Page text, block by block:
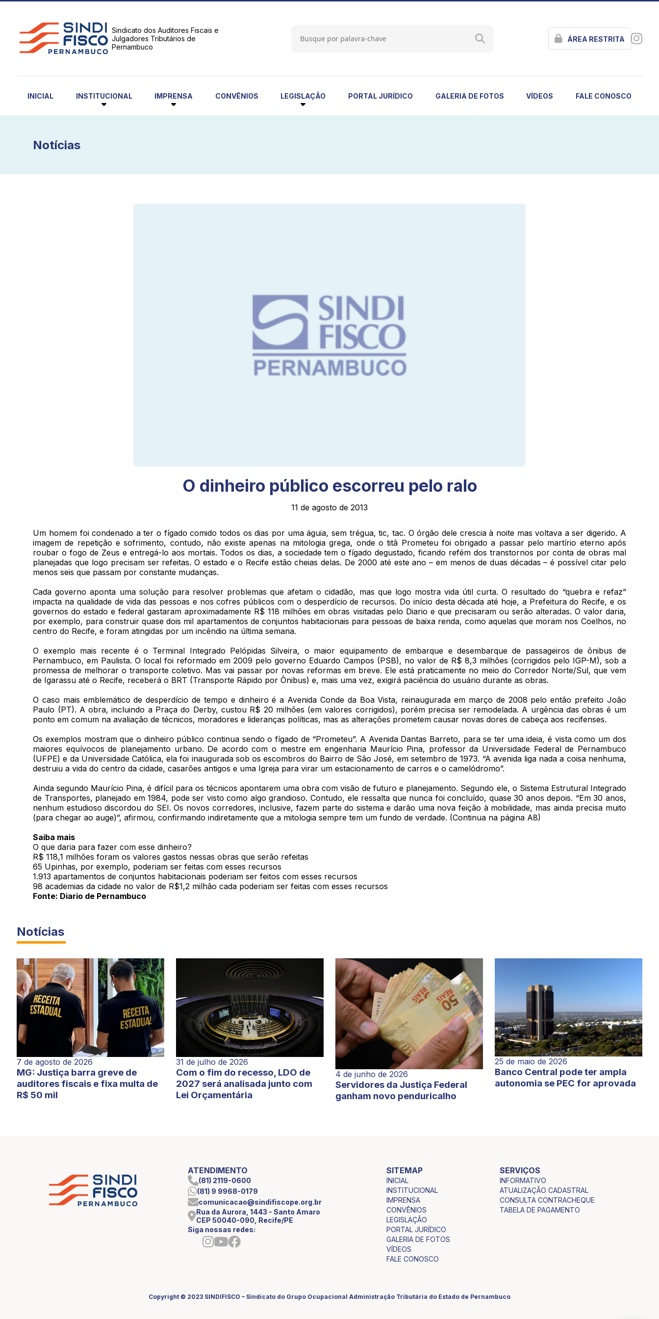
Sindicato dos Auditores Fiscais e
Julgadores Tributários de
Pernambuco
ÁREA RESTRITA
INICIAL INSTITUCIONAL IMPRENSA CONVÊNIOS LEGISLAÇÃO PORTAL JURÍDICO GALERIA DE FOTOS VÍDEOS FALE CONOSCO
Notícias
O dinheiro público escorreu pelo ralo
11 de agosto de 2013
Um homem foi condenado a ter o fígado comido todos os dias por uma águia, sem trégua, tic, tac. O órgão dele crescia à noite mas voltava a ser digerido. A
imagem de repetição e sofrimento, contudo, não existe apenas na mitologia grega, onde o titã Prometeu foi obrigado a passar pelo martírio eterno após
roubar o fogo de Zeus e entregá-lo aos mortais. Todos os dias, a sociedade tem o fígado degustado, ficando refém dos transtornos por conta de obras mal
planejadas que logo precisam ser refeitas. O estado e o Recife estão cheias delas. De 2000 até este ano – em menos de duas décadas – é possível citar pelo
menos seis que passam por constante mudanças.
Cada governo aponta uma solução para resolver problemas que afetam o cidadão, mas que logo mostra vida útil curta. O resultado do “quebra e refaz”
impacta na qualidade de vida das pessoas e nos cofres públicos com o desperdício de recursos. Do início desta década até hoje, a Prefeitura do Recife, e os
governos do estado e federal gastaram aproximadamente R$ 118 milhões em obras visitadas pelo Diario e que precisaram ou serão alteradas. O valor daria,
por exemplo, para construir quase dois mil apartamentos de conjuntos habitacionais para pessoas de baixa renda, como aquelas que moram nos Coelhos, no
centro do Recife, e foram atingidas por um incêndio na última semana.
O exemplo mais recente é o Terminal Integrado Pelópidas Silveira, o maior equipamento de embarque e desembarque de passageiros de ônibus de
Pernambuco, em Paulista. O local foi reformado em 2009 pelo governo Eduardo Campos (PSB), no valor de R$ 8,3 milhões (corrigidos pelo IGP-M), sob a
promessa de melhorar o transporte coletivo. Mas vai passar por novas reformas em breve. Ele está praticamente no meio do Corredor Norte/Sul, que vem
de Igarassu até o Recife, receberá o BRT (Transporte Rápido por Ônibus) e, mais uma vez, exigirá paciência do usuário durante as obras.
O caso mais emblemático de desperdício de tempo e dinheiro é a Avenida Conde da Boa Vista, reinaugurada em março de 2008 pelo então prefeito João
Paulo (PT). A obra, incluindo a Praça do Derby, custou R$ 20 milhões (em valores corrigidos), porém precisa ser remodelada. A urgência das obras é um
ponto em comum na avaliação de técnicos, moradores e lideranças políticas, mas as alterações prometem causar novas dores de cabeça aos recifenses.
Os exemplos mostram que o dinheiro público continua sendo o fígado de “Prometeu”. A Avenida Dantas Barreto, para se ter uma ideia, é vista como um dos
maiores equívocos de planejamento urbano. De acordo com o mestre em engenharia Maurício Pina, professor da Universidade Federal de Pernambuco
(UFPE) e da Universidade Católica, ela foi inaugurada sob os escombros do Bairro de São José, em setembro de 1973. “A avenida liga nada a coisa nenhuma,
destruiu a vida do centro da cidade, casarões antigos e uma Igreja para virar um estacionamento de carros e o camelódromo”.
Ainda segundo Maurício Pina, é difícil para os técnicos apontarem uma obra com visão de futuro e planejamento. Segundo ele, o Sistema Estrutural Integrado
de Transportes, planejado em 1984, pode ser visto como algo grandioso. Contudo, ele ressalta que nunca foi concluído, quase 30 anos depois. “Em 30 anos,
nenhum estudioso discordou do SEI. Os novos corredores, inclusive, fazem parte do sistema e darão uma nova feição à mobilidade, mas ainda precisa muito
(para chegar ao auge)”, afirmou, confirmando indiretamente que a mitologia sempre tem um fundo de verdade. (Continua na página A8)
Saiba mais
O que daria para fazer com esse dinheiro?
R$ 118,1 milhões foram os valores gastos nessas obras que serão refeitas
65 Upinhas, por exemplo, poderiam ser feitas com esses recursos
1.913 apartamentos de conjuntos habitacionais poderiam ser feitos com esses recursos
98 academias da cidade no valor de R$1,2 milhão cada poderiam ser feitas com esses recursos
Fonte: Diario de Pernambuco
Notícias
7 de agosto de 2026
MG: Justiça barra greve de
auditores fiscais e fixa multa de
R$ 50 mil
31 de julho de 2026
Com o fim do recesso, LDO de
2027 será analisada junto com
Lei Orçamentária
4 de junho de 2026
Servidores da Justiça Federal
ganham novo penduricalho
25 de maio de 2026
Banco Central pode ter ampla
autonomia se PEC for aprovada
ATENDIMENTO
(81) 2119-0600
(81) 9 9968-0179
comunicacao@sindifiscope.org.br
Rua da Aurora, 1443 - Santo Amaro
CEP 50040-090, Recife/PE
Siga nossas redes:
SITEMAP
INICIAL
INSTITUCIONAL
IMPRENSA
CONVÊNIOS
LEGISLAÇÃO
PORTAL JURÍDICO
GALERIA DE FOTOS
VÍDEOS
FALE CONOSCO
SERVIÇOS
INFORMATIVO
ATUALIZAÇÃO CADASTRAL
CONSULTA CONTRACHEQUE
TABELA DE PAGAMENTO
Copyright © 2023 SINDIFISCO – Sindicato do Grupo Ocupacional Administração Tributária do Estado de Pernambuco